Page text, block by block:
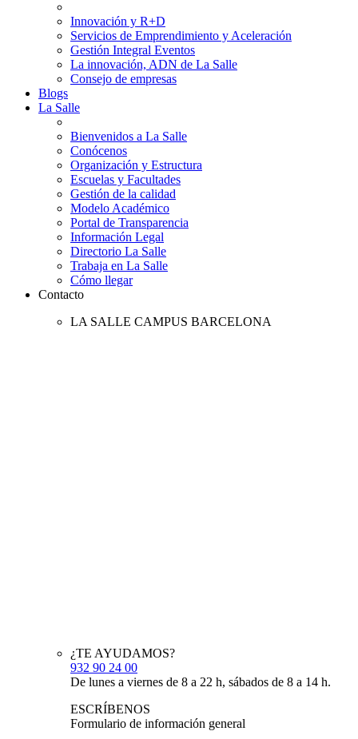
Innovación y R+D
Servicios de Emprendimiento y Aceleración
Gestión Integral Eventos
La innovación, ADN de La Salle
Consejo de empresas
Blogs
La Salle
Bienvenidos a La Salle
Conócenos
Organización y Estructura
Escuelas y Facultades
Gestión de la calidad
Modelo Académico
Portal de Transparencia
Información Legal
Directorio La Salle
Trabaja en La Salle
Cómo llegar
Contacto
LA SALLE CAMPUS BARCELONA
¿TE AYUDAMOS?
932 90 24 00
De lunes a viernes de 8 a 22 h, sábados de 8 a 14 h.
ESCRÍBENOS
Formulario de información general